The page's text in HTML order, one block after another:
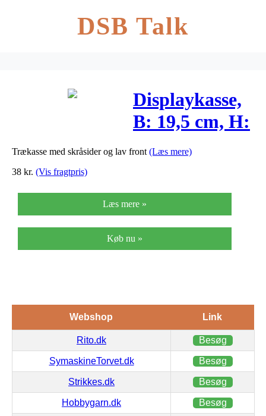
DSB Talk
Displaykasse,
B: 19,5 cm, H:
12 (4) cm,
1stk., dybde
19,5 cm
Trækasse med skråsider og lav front (Læs mere)
38 kr. (Vis fragtpris)
Læs mere »
Køb nu »
Webshop Link
Rito.dk Besøg
SymaskineTorvet.dk Besøg
Strikkes.dk Besøg
Hobbygarn.dk Besøg